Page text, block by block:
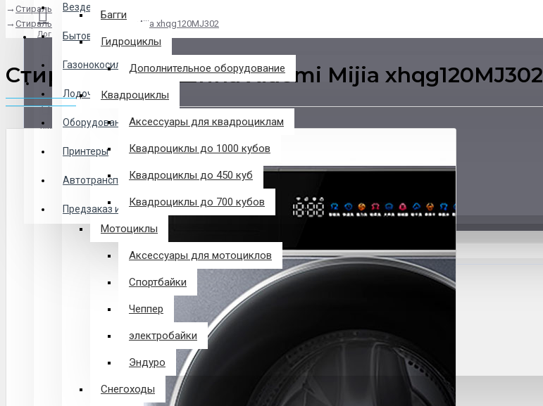
Везде
Бытовая техника
Газонокосилки
Лодочные Моторы
Оборудование
Принтеры
Автотранспорт
Предзаказ из Китая
Логин
Регистрация
Закладки
0 товар(ов) - 0 р.
Багги
Гидроциклы
Дополнительное оборудование
Квадроциклы
Аксессуары для квадроциклам
Квадроциклы до 1000 кубов
Квадроциклы до 450 куб
Квадроциклы до 700 кубов
Мотоциклы
Аксессуары для мотоциклов
Спортбайки
Чеппер
электробайки
Эндуро
Снегоходы
Стиральные машины
Стиральная машина Xiaomi Mijia xhqg120MJ302
Стиральная машина Xiaomi Mijia xhqg120MJ302